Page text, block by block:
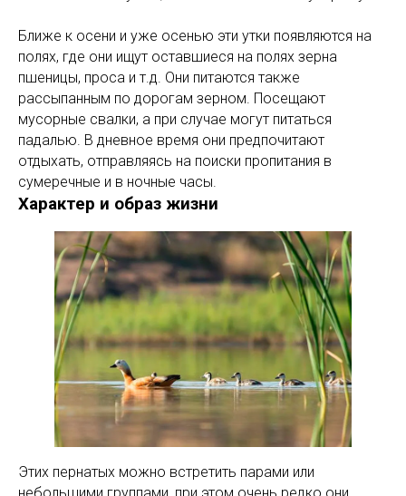
Ближе к осени и уже осенью эти утки появляются на
полях, где они ищут оставшиеся на полях зерна
пшеницы, проса и т.д. Они питаются также
рассыпанным по дорогам зерном. Посещают
мусорные свалки, а при случае могут питаться
падалью. В дневное время они предпочитают
отдыхать, отправляясь на поиски пропитания в
сумеречные и в ночные часы.
Характер и образ жизни
Этих пернатых можно встретить парами или